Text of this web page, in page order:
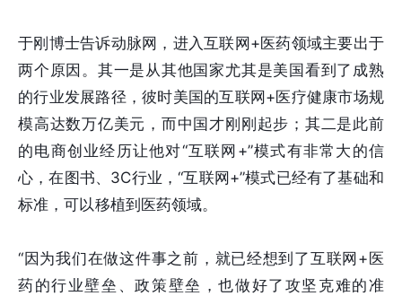
于刚博士告诉动脉网，进入互联网+医药领域主要出于
两个原因。其一是从其他国家尤其是美国看到了成熟
的行业发展路径，彼时美国的互联网+医疗健康市场规
模高达数万亿美元，而中国才刚刚起步；其二是此前
的电商创业经历让他对“互联网+”模式有非常大的信
心，在图书、3C行业，“互联网+”模式已经有了基础和
标准，可以移植到医药领域。
“因为我们在做这件事之前，就已经想到了互联网+医
药的行业壁垒、政策壁垒，也做好了攻坚克难的准